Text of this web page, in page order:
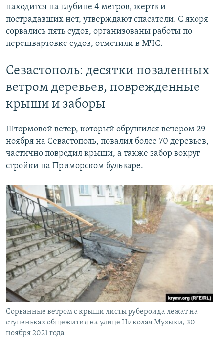
находится на глубине 4 метров, жертв и
пострадавших нет, утверждают спасатели. С якоря
сорвались пять судов, организованы работы по
перешвартовке судов, отметили в МЧС.
Севастополь: десятки поваленных
ветром деревьев, поврежденные
крыши и заборы
Штормовой ветер, который обрушился вечером 29
ноября на Севастополь, повалил более 70 деревьев,
частично повредил крыши, а также забор вокруг
стройки на Приморском бульваре.
Сорванные ветром с крыши листы рубероида лежат на
ступеньках общежития на улице Николая Музыки, 30
ноября 2021 года